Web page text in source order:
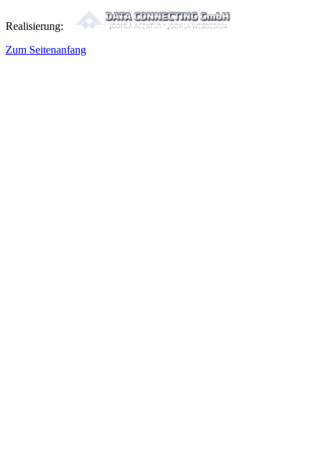
Realisierung:
Zum Seitenanfang